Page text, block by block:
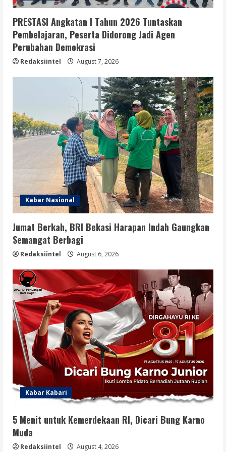
PRESTASI Angkatan I Tahun 2026 Tuntaskan
Pembelajaran, Peserta Didorong Jadi Agen
Perubahan Demokrasi
Redaksiintel August 7, 2026
Kabar Nasional
Jumat Berkah, BRI Bekasi Harapan Indah Gaungkan
Semangat Berbagi
Redaksiintel August 6, 2026
Kabar Kabari
5 Menit untuk Kemerdekaan RI, Dicari Bung Karno
Muda
Redaksiintel August 4, 2026